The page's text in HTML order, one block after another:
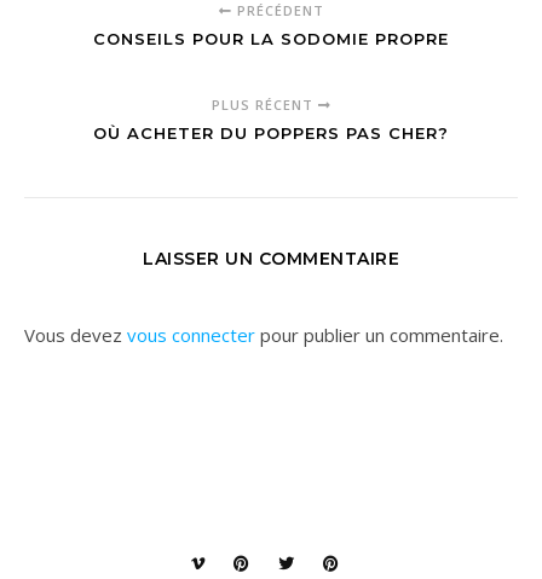
PRÉCÉDENT
CONSEILS POUR LA SODOMIE PROPRE
PLUS RÉCENT
OÙ ACHETER DU POPPERS PAS CHER?
LAISSER UN COMMENTAIRE
Vous devez vous connecter pour publier un commentaire.